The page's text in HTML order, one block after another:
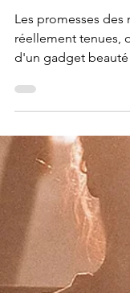
Masques
âge :
efficaces
gadget ?
Les promesses des
réellement tenues,
d'un gadget
point.